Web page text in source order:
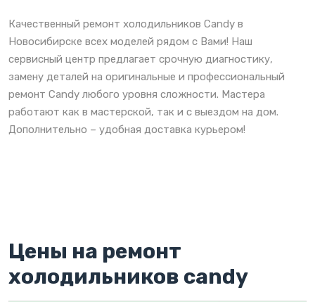
Качественный ремонт холодильников Candy в
Новосибирске всех моделей рядом с Вами! Наш
сервисный центр предлагает срочную диагностику,
замену деталей на оригинальные и профессиональный
ремонт Candy любого уровня сложности. Мастера
работают как в мастерской, так и с выездом на дом.
Дополнительно – удобная доставка курьером!
Цены на ремонт
холодильников candy